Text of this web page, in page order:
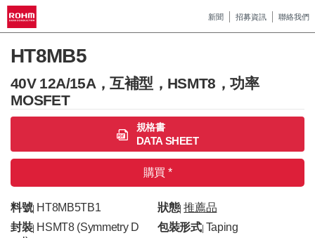
新聞 招募資訊 聯絡我們
HT8MB5
40V 12A/15A，互補型，HSMT8，功率
MOSFET
規格書
DATA SHEET
購買 *
料號| HT8MB5TB1 狀態|推薦品
封裝| HSMT8 (Symmetry D
包裝形式| Taping